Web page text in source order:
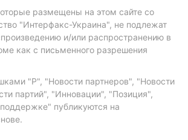
размещены на этом сайте со
"Интерфакс-Украина", не подлежат
и/или распространению в
как с письменного разрешения
"Р", "Новости партнеров", "Новости
партий", "Инновации", "Позиция",
публикуются на